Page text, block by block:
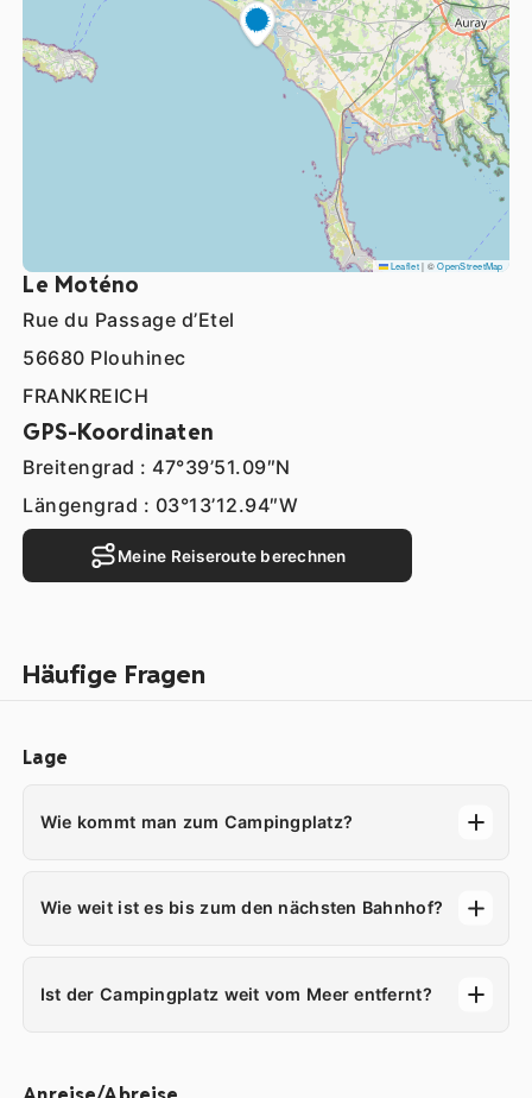
Leaflet | ©OpenStreetMap
Le Moténo
Rue du Passage d’Etel
56680 Plouhinec
FRANKREICH
GPS-Koordinaten
Breitengrad : 47°39’51.09″N
Längengrad : 03°13’12.94″W
Meine Reiseroute berechnen
Häufige Fragen
Lage
Wie kommt man zum Campingplatz?
Wie weit ist es bis zum den nächsten Bahnhof?
Ist der Campingplatz weit vom Meer entfernt?